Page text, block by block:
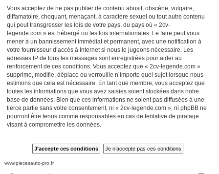
Vous acceptez de ne pas publier de contenu abusif, obscène, vulgaire,
diffamatoire, choquant, menaçant, à caractère sexuel ou tout autre contenu
qui peut transgresser les lois de votre pays, du pays où « 2cv-
legende.com » est hébergé ou les lois internationales. Le faire peut vous
mener à un bannissement immédiat et permanent, avec une notification à
votre fournisseur d’accès à Internet si nous le jugeons nécessaire. Les
adresses IP de tous les messages sont enregistrées pour aider au
renforcement de ces conditions. Vous acceptez que « 2cv-legende.com »
supprime, modifie, déplace ou verrouille n’importe quel sujet lorsque nous
estimons que cela est nécessaire. En tant que membre, vous acceptez que
toutes les informations que vous avez saisies soient stockées dans notre
base de données. Bien que ces informations ne soient pas diffusées à une
tierce partie sans votre consentement, ni « 2cv-legende.com », ni phpBB ne
pourront être tenus comme responsables en cas de tentative de piratage
visant à compromettre les données.
www.piecesauto-pro.fr